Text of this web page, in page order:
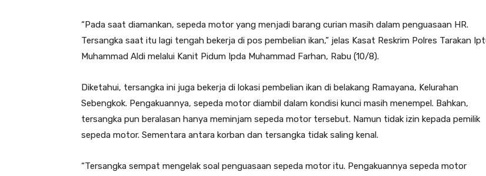
“Pada saat diamankan, sepeda motor yang menjadi barang curian masih dalam penguasaan HR.
Tersangka saat itu lagi tengah bekerja di pos pembelian ikan,” jelas Kasat Reskrim Polres Tarakan
Muhammad Aldi melalui Kanit Pidum Ipda Muhammad Farhan, Rabu (10/8).
Diketahui, tersangka ini juga bekerja di lokasi pembelian ikan di belakang Ramayana, Kelurahan
Sebengkok. Pengakuannya, sepeda motor diambil dalam kondisi kunci masih menempel. Bahkan,
tersangka pun beralasan hanya meminjam sepeda motor tersebut. Namun tidak izin kepada pemilik
sepeda motor. Sementara antara korban dan tersangka tidak saling kenal.
“Tersangka sempat mengelak soal penguasaan sepeda motor itu. Pengakuannya sepeda motor